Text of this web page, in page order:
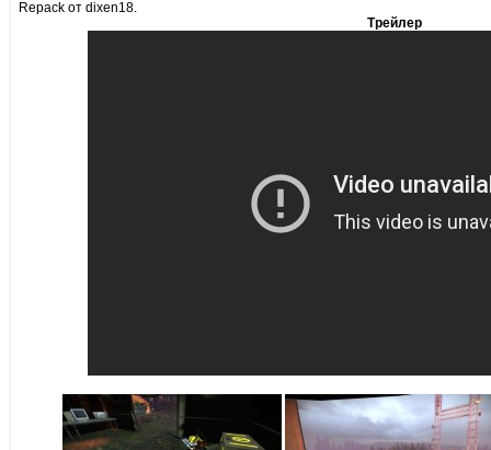
Repack от dixen18.
Трейлер